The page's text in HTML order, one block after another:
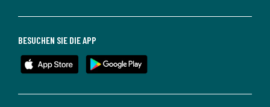
BESUCHEN SIE DIE APP